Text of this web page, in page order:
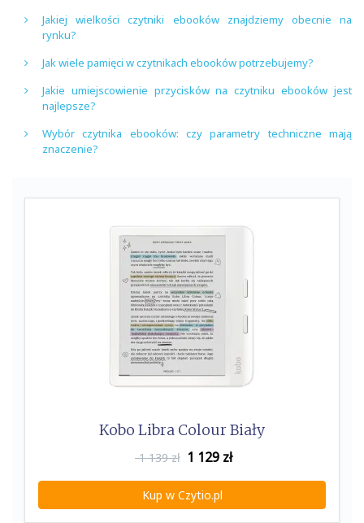
Jakiej wielkości czytniki ebooków znajdziemy obecnie na
rynku?
Jak wiele pamięci w czytnikach ebooków potrzebujemy?
Jakie umiejscowienie przycisków na czytniku ebooków jest
najlepsze?
Wybór czytnika ebooków: czy parametry techniczne mają
znaczenie?
Kobo Libra Colour Biały
1 139 zł 1 129zł
Kup w Czytio.pl